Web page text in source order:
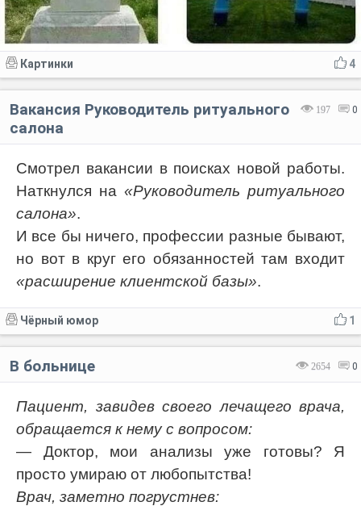
4
Картинки
197 0
Вакансия Руководитель ритуального
салона
Смотрел вакансии в поисках новой работы.
Наткнулся на «Руководитель ритуального
салона».
И все бы ничего, профессии разные бывают,
но вот в круг его обязанностей там входит
«расширение клиентской базы».
1
Чёрный юмор
2654 0
В больнице
Пациент, завидев своего лечащего врача,
обращается к нему с вопросом:
— Доктор, мои анализы уже готовы? Я
просто умираю от любопытства!
Врач, заметно погрустнев: